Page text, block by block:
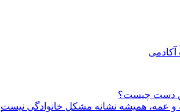
آکادمی
دست چیست؟
و عمه، همیشه نشانه مشکل خانوادگی نیست